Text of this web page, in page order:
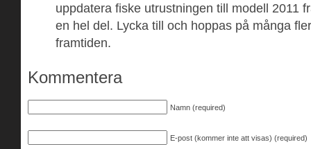
uppdatera fiske utrustningen till modell 2011
en hel del. Lycka till och hoppas på många
framtiden.
Kommentera
Namn (required)
E-post (kommer inte att visas) (required)